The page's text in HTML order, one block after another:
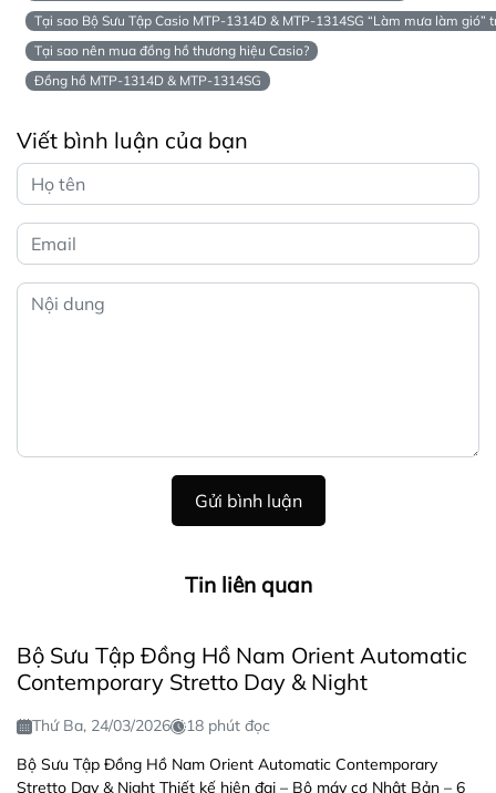
Tại sao Bộ Sưu Tập Casio MTP-1314D & MTP-1314SG “Làm mưa làm gió”
Tại sao nên mua đồng hồ thương hiệu Casio?
Đồng hồ MTP-1314D & MTP-1314SG
Viết bình luận của bạn
Gửi bình luận
Tin liên quan
Bộ Sưu Tập Đồng Hồ Nam Orient Automatic
Contemporary Stretto Day & Night
Thứ Ba, 24/03/2026
18 phút đọc
Bộ Sưu Tập Đồng Hồ Nam Orient Automatic Contemporary
Stretto Day & Night Thiết kế hiện đại – Bộ máy cơ Nhật Bản – 6